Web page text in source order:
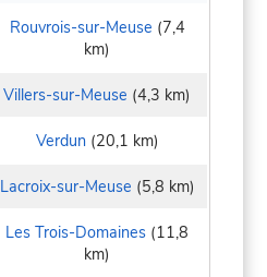
Rouvrois-sur-Meuse (7,4
km)
Villers-sur-Meuse (4,3 km)
Verdun(20,1 km)
Lacroix-sur-Meuse (5,8 km)
Les Trois-Domaines (11,8
km)